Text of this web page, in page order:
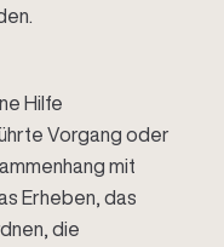
Hilfe
Vorgang oder
mit
Erheben, das
die